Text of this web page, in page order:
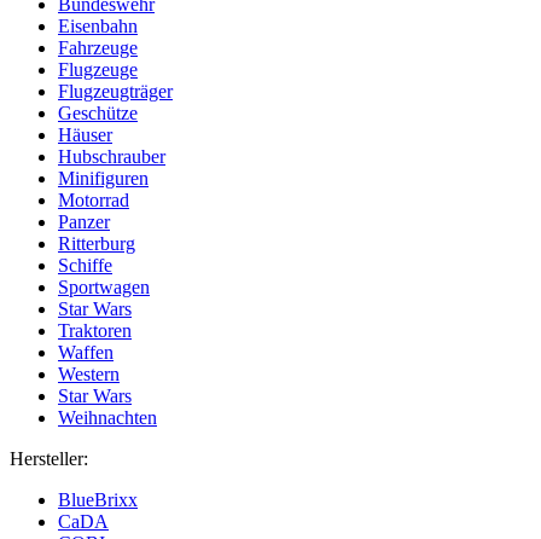
Bundeswehr
Eisenbahn
Fahrzeuge
Flugzeuge
Flugzeugträger
Geschütze
Häuser
Hubschrauber
Minifiguren
Motorrad
Panzer
Ritterburg
Schiffe
Sportwagen
Star Wars
Traktoren
Waffen
Western
Star Wars
Weihnachten
Hersteller:
BlueBrixx
CaDA